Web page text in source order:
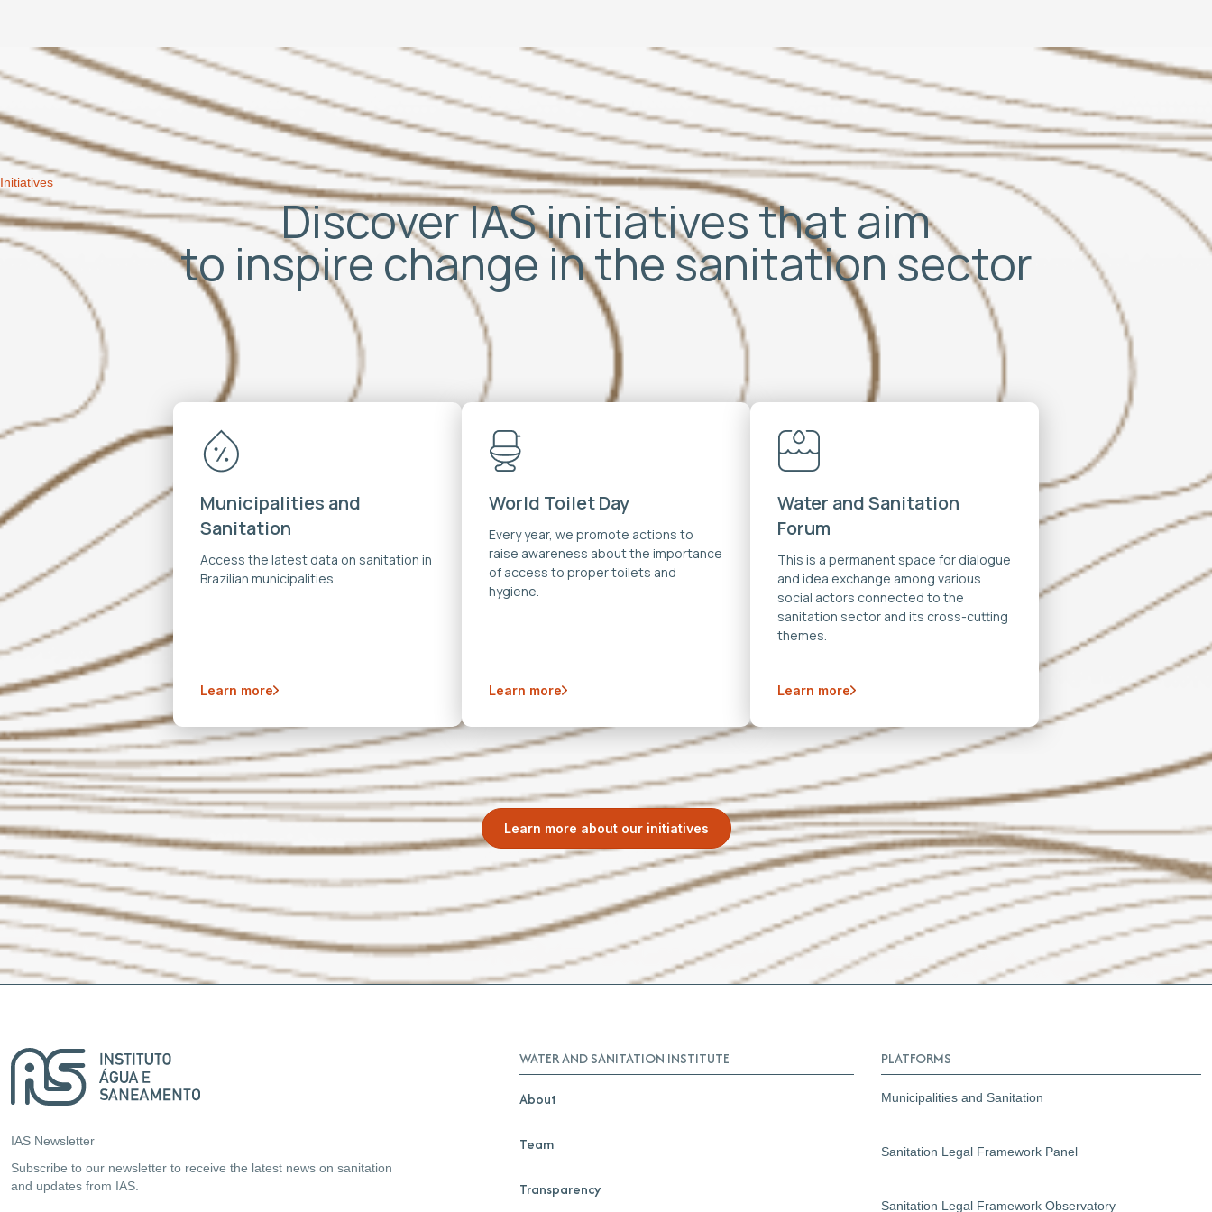
Initiatives
Discover IAS initiatives that aim
to inspire change in the sanitation sector
Municipalities and
Sanitation
Access the latest data on sanitation in
Brazilian municipalities.
Learn more
World Toilet Day
Every year, we promote actions to
raise awareness about the importance
of access to proper toilets and
hygiene.
Learn more
Water and Sanitation
Forum
This is a permanent space for dialogue
and idea exchange among various
social actors connected to the
sanitation sector and its cross-cutting
themes.
Learn more
Learn more about our initiatives
IAS Newsletter
Subscribe to our newsletter to receive the latest news on sanitation
and updates from IAS.
WATER AND SANITATION INSTITUTE
About
Team
Transparency
PLATFORMS
Municipalities and Sanitation
Sanitation Legal Framework Panel
Sanitation Legal Framework Observatory